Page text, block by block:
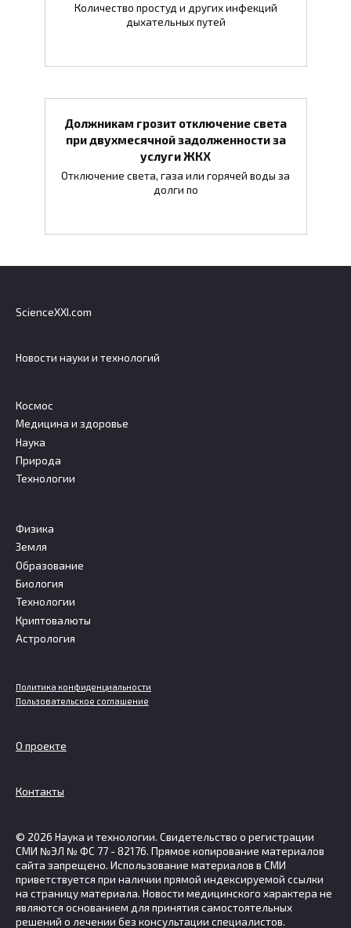
Количество простуд и других инфекций
дыхательных путей
Должникам грозит отключение света
при двухмесячной задолженности за
услуги ЖКХ
Отключение света, газа или горячей воды за
долги по
ScienceXXI.com
Новости науки и технологий
Космос
Медицина и здоровье
Наука
Природа
Технологии
Физика
Земля
Образование
Биология
Технологии
Криптовалюты
Астрология
Политика конфиденциальности
Пользовательское соглашение
О проекте
Контакты
© 2026 Наука и технологии. Свидетельство о регистрации
СМИ №ЭЛ № ФС 77 - 82176. Прямое копирование материалов
сайта запрещено. Использование материалов в СМИ
приветствуется при наличии прямой индексируемой ссылки
на страницу материала. Новости медицинского характера не
являются основанием для принятия самостоятельных
решений о лечении без консультации специалистов.